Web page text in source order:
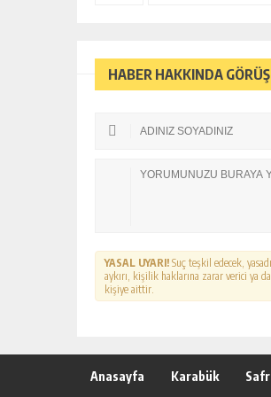
HABER HAKKINDA
YASAL UYARI! Suç teşkil edecek,
aykırı, kişilik haklarına zarar verici ya
kişiye aittir.
Anasayfa Karabük